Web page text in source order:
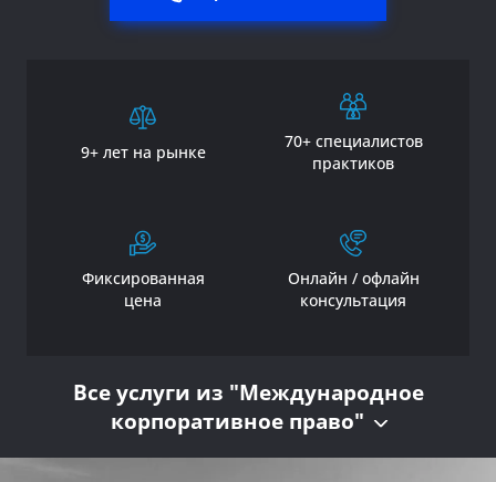
9+ лет на рынке
70+ специалистов
практиков
Фиксированная
цена
Онлайн / офлайн
консультация
Все услуги из "Международное
корпоративное право"